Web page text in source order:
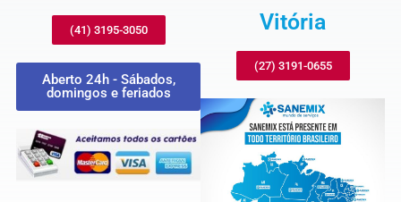
(41) 3195-3050
Aberto 24h - Sábados,
domingos e feriados
Vitória
(27) 3191-0655